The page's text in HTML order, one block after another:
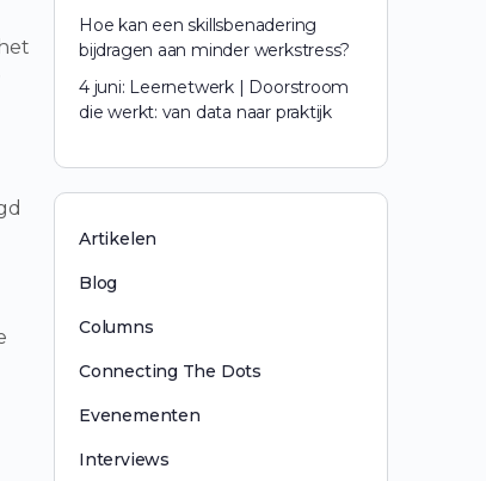
Hoe kan een skillsbenadering
bijdragen aan minder werkstress?
4 juni: Leernetwerk | Doorstroom
die werkt: van data naar praktijk
Artikelen
Blog
Columns
Connecting The Dots
Evenementen
Interviews